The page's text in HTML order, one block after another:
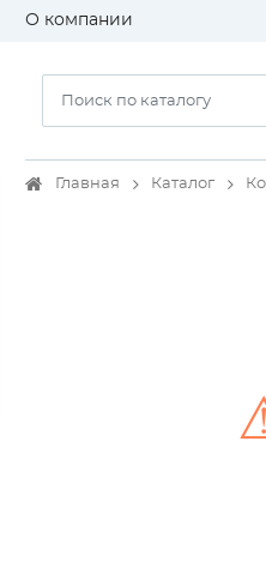
О компании
Главная Каталог